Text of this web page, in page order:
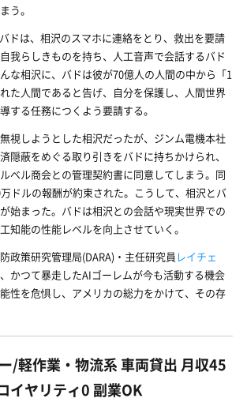
う。
ドは、相沢のスマホに連絡をとり、救出を要請
我らしきものを持ち、人工音声で会話するバド
な相沢に、バドは彼が70億人の人間の中から「1
た人間であると告げ、自分を保護し、人間世界
する任務につくよう要請する。
視しようとした相沢だったが、ジンム電機本社
隠蔽をめぐる取り引きをバドに持ちかけられ、
ベル商会との管理契約書に同意してしまう。同
ドルの報酬が約束された。こうして、相沢とバ
始まった。バドは相沢との会話や現実世界での
知能の性能レベルを向上させていく。
政策研究管理局(DARA)・主任研究員 レイチェ
かつて暴走したAIゴーレムが今も活動する機会
性を危惧し、アメリカの総力をかけて、その存
/軽作業・物流系 車両貸出 月収45
イヤリティ0 副業OK